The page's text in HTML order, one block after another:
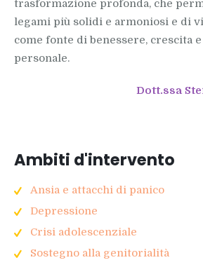
trasformazione profonda, che
legami più solidi e armoniosi e di
come fonte di benessere, crescita
personale.
Dott.ssa
Ambiti d'intervento
Ansia e attacchi di panico
Depressione
Crisi adolescenziale
Sostegno alla genitorialità